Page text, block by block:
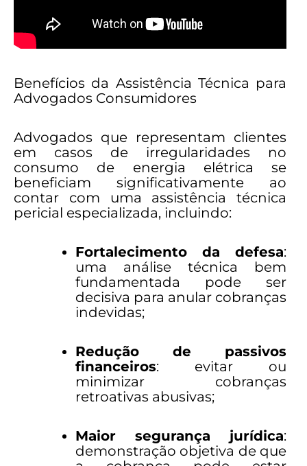
Benefícios da Assistência Técnica para
Advogados Consumidores
Advogados que representam clientes
em casos de irregularidades no
consumo de energia elétrica se
beneficiam significativamente ao
contar com uma assistência técnica
pericial especializada, incluindo:
Fortalecimento da defesa:
uma análise técnica bem
fundamentada pode ser
decisiva para anular cobranças
indevidas;
Redução de passivos
financeiros: evitar ou
minimizar cobranças
retroativas abusivas;
Maior segurança jurídica:
demonstração objetiva de que